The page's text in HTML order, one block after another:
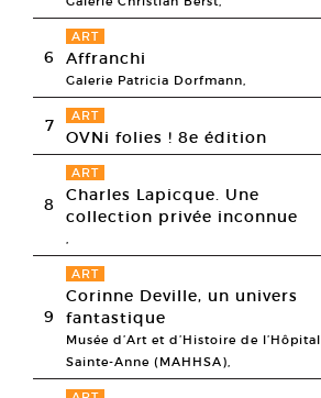
6
ART
Affranchi
Galerie Patricia Dorfmann,
7 ART
OVNi folies ! 8e édition
8
ART
Charles Lapicque. Une
collection privée inconnue
,
9
ART
Corinne Deville, un univers
fantastique
Musée d’Art et d’Histoire de l’Hôpital
Sainte-Anne (MAHHSA),